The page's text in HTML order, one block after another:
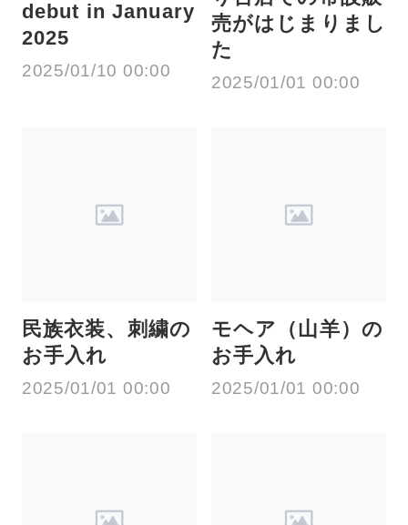
debut in January
2025
2025/01/10 00:00
売がはじまりまし
た
2025/01/01 00:00
民族衣装、刺繍の
お手入れ
2025/01/01 00:00
モヘア（山羊）の
お手入れ
2025/01/01 00:00